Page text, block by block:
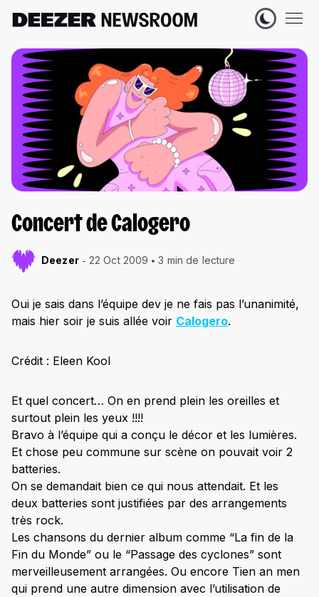
Concert de Calogero
Deezer 22 Oct 2009 3 min de lecture
Oui je sais dans l’équipe dev je ne fais pas l’unanimité,
mais hier soir je suis allée voir Calogero.
Crédit : Eleen Kool
Et quel concert… On en prend plein les oreilles et
surtout plein les yeux !!!!
Bravo à l’équipe qui a conçu le décor et les lumières.
Et chose peu commune sur scène on pouvait voir 2
batteries.
On se demandait bien ce qui nous attendait. Et les
deux batteries sont justifiées par des arrangements
très rock.
Les chansons du dernier album comme “La fin de la
Fin du Monde” ou le “Passage des cyclones” sont
merveilleusement arrangées. Ou encore Tien an men
qui prend une autre dimension avec l’utilisation de